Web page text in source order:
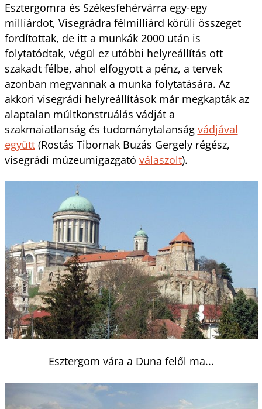
Esztergomra és Székesfehérvárra egy-egy
milliárdot, Visegrádra félmilliárd körüli összeget
fordítottak, de itt a munkák 2000 után is
folytatódtak, végül ez utóbbi helyreállítás ott
szakadt félbe, ahol elfogyott a pénz, a tervek
azonban megvannak a munka folytatására. Az
akkori visegrádi helyreállítások már megkapták az
alaptalan múltkonstruálás vádját a
szakmaiatlanság és tudománytalanság vádjával
együtt(Rostás Tibornak Buzás Gergely régész,
visegrádi múzeumigazgató válaszolt).
Esztergom vára a Duna felől ma...